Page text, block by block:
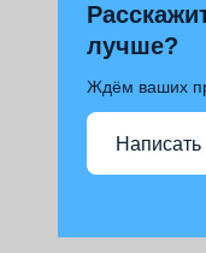
лучше?
Ждём ваших
Написать